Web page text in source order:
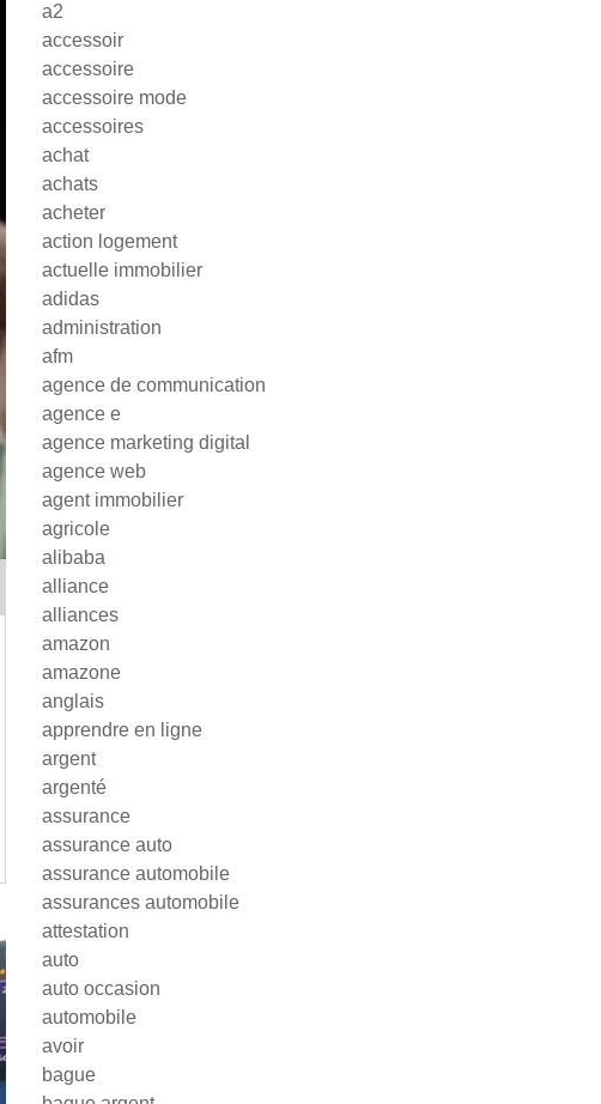
a2
accessoir
accessoire
accessoire mode
accessoires
achat
achats
acheter
action logement
actuelle immobilier
adidas
administration
afm
agence de communication
agence e
agence marketing digital
agence web
agent immobilier
agricole
alibaba
alliance
alliances
amazon
amazone
anglais
apprendre en ligne
argent
argenté
assurance
assurance auto
assurance automobile
assurances automobile
attestation
auto
auto occasion
automobile
avoir
bague